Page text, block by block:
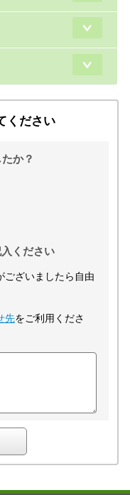
ください
か？
ください
ございましたら自由
先をご利用くださ